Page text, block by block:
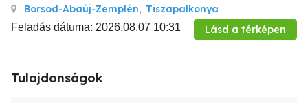
Borsod-Abaúj-Zemplén, Tiszapalkonya
Lásd a térképen
Feladás dátuma: 2026.08.07 10:31
Tulajdonságok